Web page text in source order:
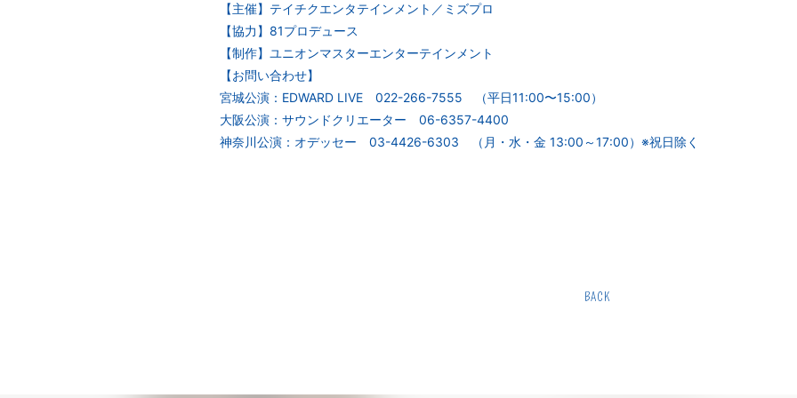
【主催】テイチクエンタテインメント／ミズプロ
【協力】81プロデュース
【制作】ユニオンマスターエンターテインメント
【お問い合わせ】
宮城公演：EDWARD LIVE 022-266-7555 （平日11:00〜15:00）
大阪公演：サウンドクリエーター 06-6357-4400
神奈川公演：オデッセー 03-4426-6303 （月・水・金 13:00～17:00）※祝日除く
BACK